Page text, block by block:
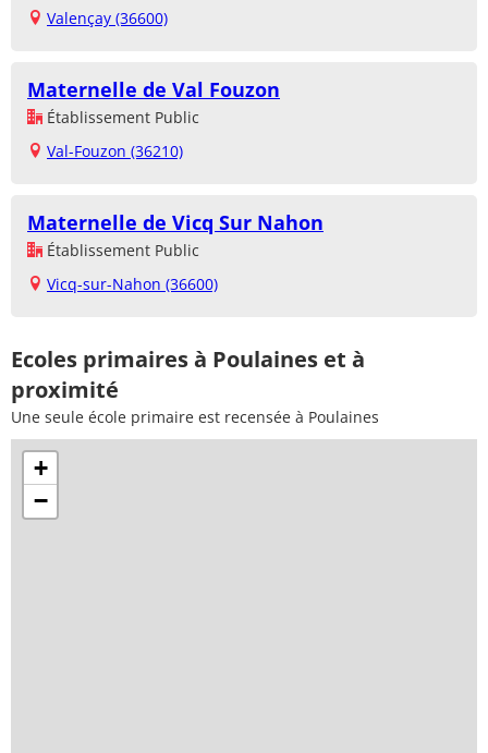
Valençay (36600)
Maternelle de Val Fouzon
Établissement Public
Val-Fouzon (36210)
Maternelle de Vicq Sur Nahon
Établissement Public
Vicq-sur-Nahon (36600)
Ecoles primaires à Poulaines et à
proximité
Une seule école primaire est recensée à Poulaines
+
−